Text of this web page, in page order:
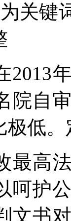
关键
2013
院自
极低。
最高
呵护
文书